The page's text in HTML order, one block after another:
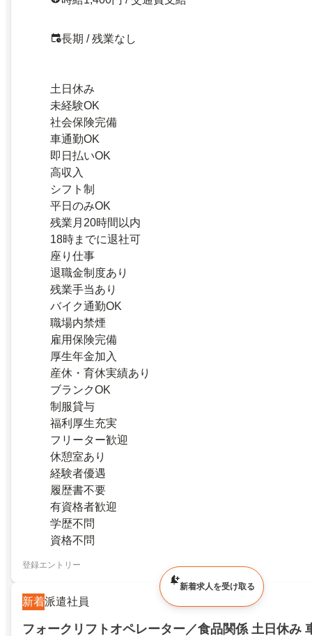
長期 / 残業なし
土日休み
未経験OK
社会保険完備
車通勤OK
即日払いOK
高収入
シフト制
平日のみOK
残業月20時間以内
18時までに退社可
座り仕事
退職金制度あり
残業手当あり
バイク通勤OK
職場内禁煙
雇用保険完備
厚生年金加入
産休・育休実績あり
ブランクOK
制服貸与
福利厚生充実
フリーター歓迎
休憩室あり
経験者優遇
履歴書不要
有資格者歓迎
学歴不問
資格不問
登録エントリー
新着派遣社員
フォークリフトオペレーター／食品関係 土日休み
新着求人を受け取る